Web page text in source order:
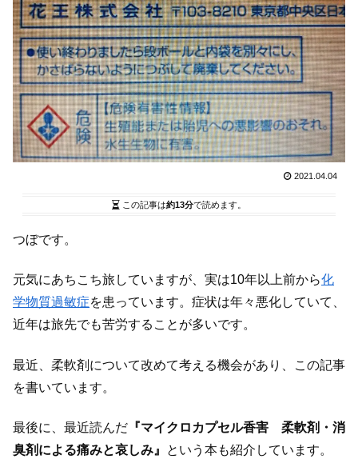
2021.04.04
この記事は約13分で読めます。
つぼです。
元気にあちこち旅していますが、実は10年以上前から化
学物質過敏症を患っています。症状は年々悪化していて、
近年は旅先でも苦労することが多いです。
最近、柔軟剤について改めて考える機会があり、この記事
を書いています。
最後に、最近読んだ 『マイクロカプセル香害 柔軟剤・消
臭剤による痛みと哀しみ』
という本も紹介しています。